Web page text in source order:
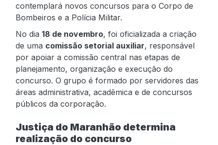
contemplará novos concursos para o Corpo de
Bombeiros e a Polícia Militar.
No dia 18 de novembro, foi oficializada a criação
de uma comissão setorial auxiliar, responsável
por apoiar a comissão central nas etapas de
planejamento, organização e execução do
concurso. O grupo é formado por servidores das
áreas administrativa, acadêmica e de concursos
públicos da corporação.
Justiça do Maranhão determina
realização do concurso